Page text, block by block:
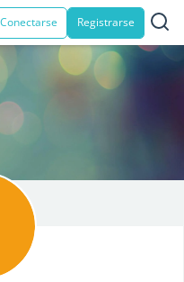
Conectarse Registrarse